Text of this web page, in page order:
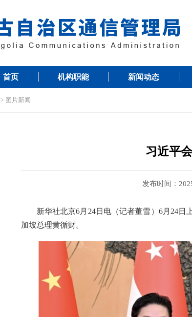
首页 机构职能 新闻动态
> 图片新闻
习近平
发布时间：
新华社北京6月24日电（记者董雪）6月24
加坡总理黄循财。